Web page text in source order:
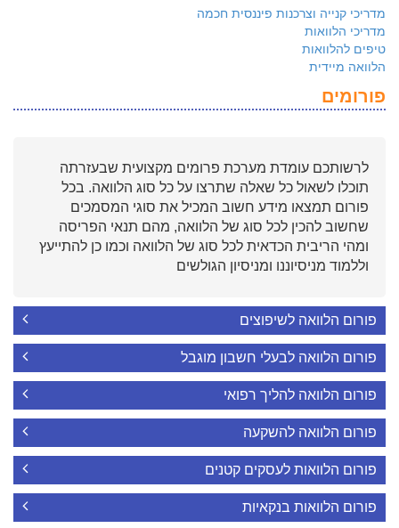
מדריכי קנייה וצרכנות פיננסית חכמה
מדריכי הלוואות
טיפים להלוואות
הלוואה מיידית
פורומים
לרשותכם עומדת מערכת פרומים מקצועית שבעזרתה
תוכלו לשאול כל שאלה שתרצו על כל סוג הלוואה. בכל
פורום תמצאו מידע חשוב המכיל את סוגי המסמכים
שחשוב להכין לכל סוג של הלוואה, מהם תנאי הפריסה
ומהי הריבית הכדאית לכל סוג של הלוואה וכמו כן להתייעץ
וללמוד מניסיוננו ומניסיון הגולשים
פורום הלוואה לשיפוצים
פורום הלוואה לבעלי חשבון מוגבל
פורום הלוואה להליך רפואי
פורום הלוואה להשקעה
פורום הלוואות לעסקים קטנים
פורום הלוואות בנקאיות